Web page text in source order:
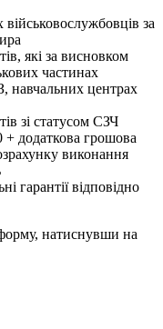
за
які за висновком
частинах
центрах
зі статусом СЗЧ
+ додаткова грошова
виконання
гарантії відповідно
натиснувши на